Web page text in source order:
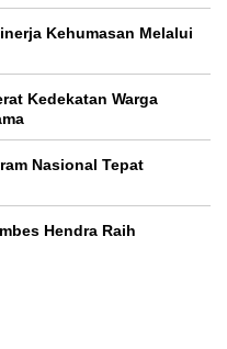
Kehumasan Melalui
Kedekatan Warga
Nasional Tepat
Hendra Raih